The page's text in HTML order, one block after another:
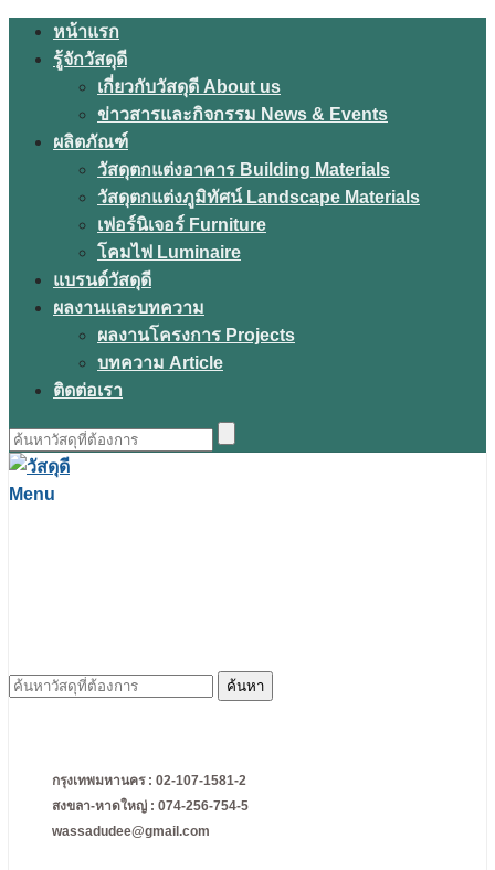
Skip
หน้าแรก
รู้จักวัสดุดี
เกี่ยวกับวัสดุดี About us
ข่าวสารและกิจกรรม News & Events
ผลิตภัณฑ์
วัสดุตกแต่งอาคาร Building Materials
วัสดุตกแต่งภูมิทัศน์ Landscape Materials
เฟอร์นิเจอร์ Furniture
โคมไฟ Luminaire
แบรนด์วัสดุดี
ผลงานและบทความ
ผลงานโครงการ Projects
บทความ Article
ติดต่อเรา
ค้นหา
สำหรับ:
Menu
ค้นหา
กรุงเทพมหานคร : 02-107-1581-2
สงขลา-หาดใหญ่ : 074-256-754-5
wassadudee@gmail.com